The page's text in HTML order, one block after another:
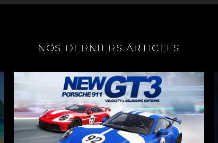
NOS DERNIERS ARTICLES